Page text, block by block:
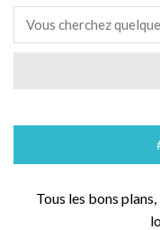
Tous les bons